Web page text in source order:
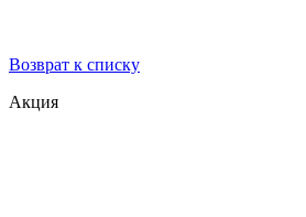
Возврат к списку
Акция